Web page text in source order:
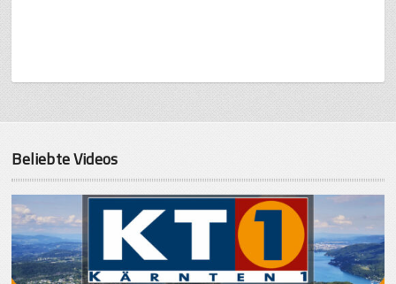
Beliebte Videos